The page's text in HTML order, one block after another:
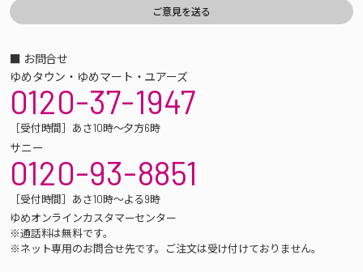
■ お問合せ
ゆめタウン・ゆめマート・ユアーズ
0120-37-1947
［受付時間］あさ10時～夕方6時
サニー
0120-93-8851
［受付時間］あさ10時～よる9時
ゆめオンラインカスタマーセンター
※通話料は無料です。
※ネット専用のお問合せ先です。ご注文は受け付けておりません。